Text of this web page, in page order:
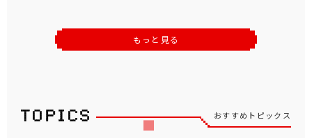
もっと見る
おすすめトピックス